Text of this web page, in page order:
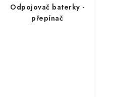
Odpojovač baterky -
přepínač